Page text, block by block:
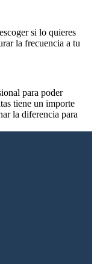
si lo quieres
la frecuencia a tu
para poder
tiene un importe
la diferencia para